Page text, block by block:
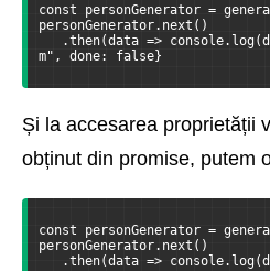
const personGenerator =
personGenerator.next()
.then(data =>
m", done: false}
Și la accesarea proprietății
obținut din promise, putem
const personGenerator =
personGenerator.next()
.then(data =>